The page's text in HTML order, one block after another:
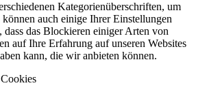
Kategorienüberschriften, um
auch einige Ihrer Einstellungen
dass das Blockieren einiger Arten von
auf Ihre Erfahrung auf unseren Websites
kann, die wir anbieten können.